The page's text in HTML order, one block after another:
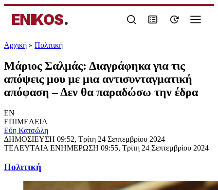
ENIKOS.
Αρχική » Πολιτική
Μάριος Σαλμάς: Διαγράφηκα για τις
απόψεις μου με μια αντισυνταγματική
απόφαση – Δεν θα παραδώσω την έδρα
EN
ΕΠΙΜΕΛΕΙΑ
Εύη Κατσώλη
ΔΗΜΟΣΙΕΥΣΗ 09:52, Τρίτη 24 Σεπτεμβρίου 2024
ΤΕΛΕΥΤΑΙΑ ΕΝΗΜΕΡΩΣΗ 09:55, Τρίτη 24 Σεπτεμβρίου 2024
Πολιτική